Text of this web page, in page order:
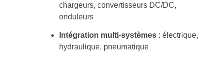
chargeurs, convertisseurs DC/DC,
onduleurs
Intégration multi-systèmes : électrique,
hydraulique, pneumatique